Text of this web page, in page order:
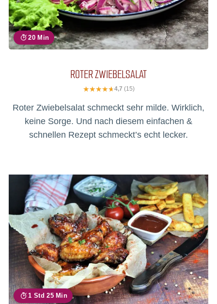
20 Min
ROTER ZWIEBELSALAT
4,7 (15)
Roter Zwiebelsalat schmeckt sehr milde. Wirklich,
keine Sorge. Und nach diesem einfachen &
schnellen Rezept schmeckt’s echt lecker.
1 Std 25 Min